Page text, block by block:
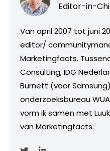
Editor-in-
Van april 2007 tot juni
editor/
Marketingfacts.
Consulting, IDG
Burnett (voor
onderzoeksbureau
vorm ik samen met
van Marketingfacts.